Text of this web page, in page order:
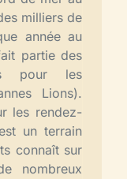
milliers de
année au
partie des
pour les
Lions).
les rendez-
un terrain
connaît sur
nombreux